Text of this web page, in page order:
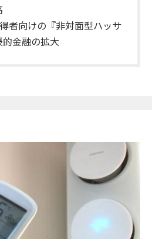
者向けの『非対面型ハッサ
金融の拡大